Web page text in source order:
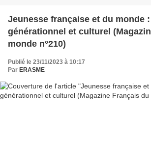
Jeunesse française et du monde
générationnel et culturel
monde n°210)
Publié le 23/11/2023 à 10:17
Par ERASME